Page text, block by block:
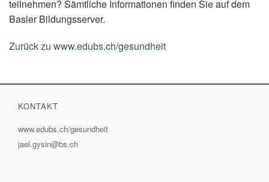
teilnehmen? Sämtliche Informationen finden Sie auf dem
Basler Bildungsserver.
Zurück zu www.edubs.ch/gesundheit
KONTAKT
www.edubs.ch/gesundheit
jael.gysin@bs.ch